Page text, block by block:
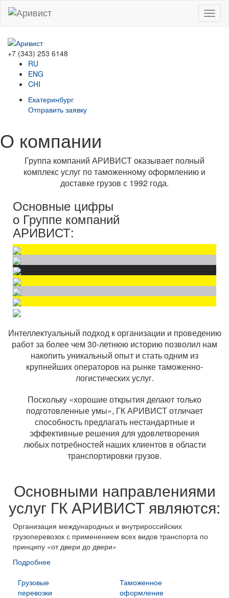
Menu
+7 (343) 253 6148
RU
ENG
CHI
Екатеринбург
Отправить заявку
О компании
Группа компаний АРИВИСТ оказывает полный
комплекс услуг по таможенному оформлению и
доставке грузов с 1992 года.
Основные цифры
о Группе компаний
АРИВИСТ:
Интеллектуальный подход к организации и проведению
работ за более чем 30-летнюю историю позволил нам
накопить уникальный опыт и стать одним из
крупнейших операторов на рынке таможенно-
логистических услуг.
Поскольку «хорошие открытия делают только
подготовленные умы», ГК АРИВИСТ отличает
способность предлагать нестандартные и
эффективные решения для удовлетворения
любых потребностей наших клиентов в области
транспортировки грузов.
Основными направлениями
услуг ГК АРИВИСТ являются:
Организация международных и внутрироссийских
грузоперевозок с применением всех видов транспорта по
принципу «от двери до двери»
Подробнее
Грузовые
перевозки
Таможенное
оформление